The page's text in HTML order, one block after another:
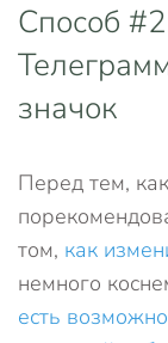
Способ
значок
Перед тем,
том, как
немного
есть